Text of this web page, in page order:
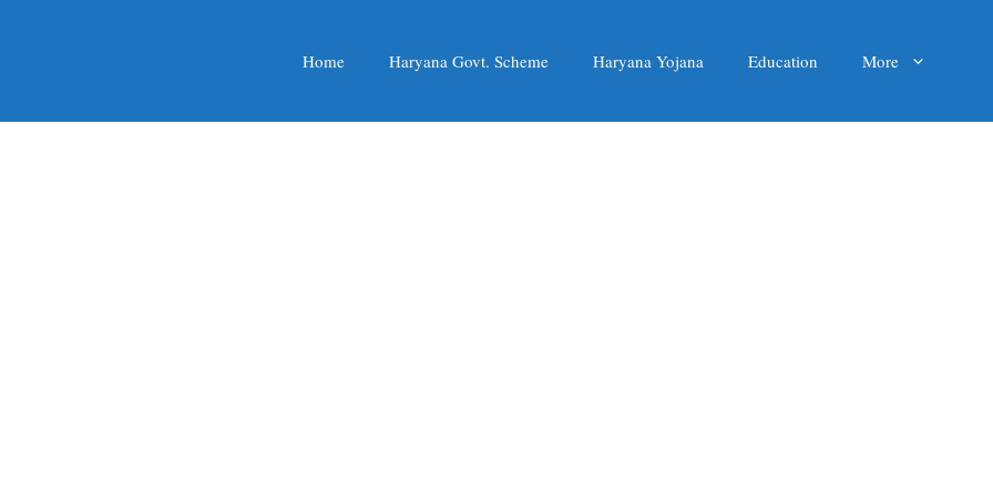
Home Haryana Govt. Scheme Haryana Yojana Education More